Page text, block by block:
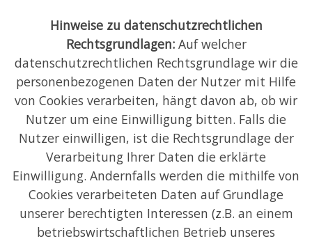
Hinweise zu datenschutzrechtlichen
Rechtsgrundlagen: Auf welcher
datenschutzrechtlichen Rechtsgrundlage wir die
personenbezogenen Daten der Nutzer mit Hilfe
von Cookies verarbeiten, hängt davon ab, ob wir
Nutzer um eine Einwilligung bitten. Falls die
Nutzer einwilligen, ist die Rechtsgrundlage der
Verarbeitung Ihrer Daten die erklärte
Einwilligung. Andernfalls werden die mithilfe von
Cookies verarbeiteten Daten auf Grundlage
unserer berechtigten Interessen (z.B. an einem
betriebswirtschaftlichen Betrieb unseres